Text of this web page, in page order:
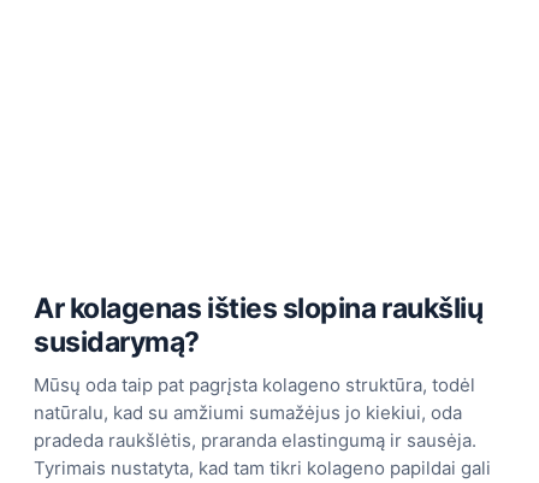
Ar kolagenas išties slopina raukšlių
susidarymą?
Mūsų oda taip pat pagrįsta kolageno struktūra, todėl
natūralu, kad su amžiumi sumažėjus jo kiekiui, oda
pradeda raukšlėtis, praranda elastingumą ir sausėja.
Tyrimais nustatyta, kad tam tikri kolageno papildai gali